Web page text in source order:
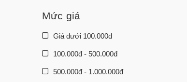
Mức giá
Giá dưới 100.000đ
100.000đ - 500.000đ
500.000đ - 1.000.000đ